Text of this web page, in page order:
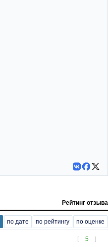
Рейтинг отзыва
по дате по рейтингу по оценке
[ 5 ]